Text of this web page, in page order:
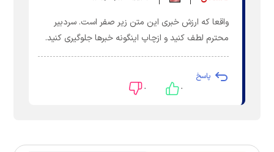
واقعا که ارزش خبری این متن زیر صفر است. سردبیر
محترم لطف کنید و ازچاپ اینگونه خبرها جلوگیری کنید.
پاسخ
۰ ۰